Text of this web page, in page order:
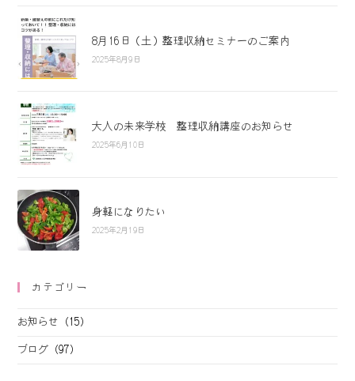
8月16日（土）整理収納セミナーのご案内
2025年8月9日
大人の未来学校 整理収納講座のお知らせ
2025年6月10日
身軽になりたい
2025年2月19日
カテゴリー
お知らせ (15)
ブログ (97)